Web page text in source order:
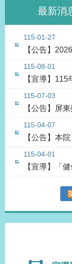
最新消
115-01-27
【公告】
115-08-01
【宣導】
115-07-03
【公告】屏
115-04-07
【公告】本
115-04-01
【宣導】「